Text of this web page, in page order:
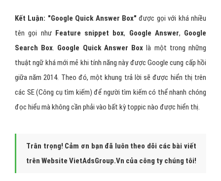
Kết Luận: "Google Quick Answer Box" được gọi với khá nhiều
tên gọi nhưFeature snippet box, Google Answer, Google
Search Box Google Quick Answer Box là một trong những
thuật ngữ khá mới mẻ khi tính năng này được Google cung cấp hồi
giữa năm 2014. Theo đó, một khung trả lời sẽ được hiển thị trên
các SE (Công cụ tìm kiếm) để người tìm kiếm có thể nhanh chóng
đọc hiểu mà không cần phải vào bất kỳ toppic nào được hiển thị.
Trân trọng! Cảm ơn bạn đã luôn theo dõi các bài viết
trên Website VietAdsGroup.Vn của công ty chúng tôi!